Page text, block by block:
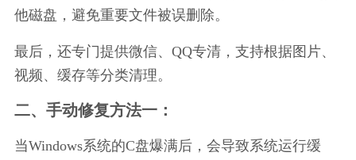
他磁盘，避免重要文件被误删除。
最后，还专门提供微信、QQ专清，支持根据图片、
视频、缓存等分类清理。
二、手动修复方法一：
当Windows系统的C盘爆满后，会导致系统运行缓